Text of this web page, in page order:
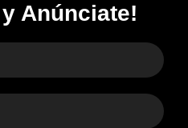
Anúnciate!